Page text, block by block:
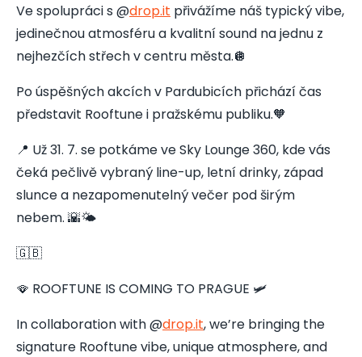
Ve spolupráci s @drop.it přivážíme náš typický vibe,
jedinečnou atmosféru a kvalitní sound na jednu z
nejhezčích střech v centru města.🪩
Po úspěšných akcích v Pardubicích přichází čas
představit Rooftune i pražskému publiku.🧡
📍 Už 31. 7. se potkáme ve Sky Lounge 360, kde vás
čeká pečlivě vybraný line-up, letní drinky, západ
slunce a nezapomenutelný večer pod širým
nebem. 🌇🌤️
🇬🇧
🪭 ROOFTUNE IS COMING TO PRAGUE 🛩️
In collaboration with @drop.it, we’re bringing the
signature Rooftune vibe, unique atmosphere, and